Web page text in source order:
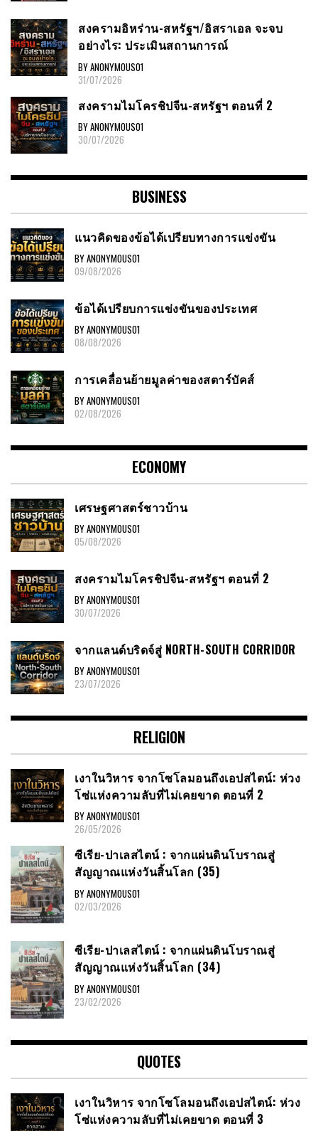
สงครามอิหร่าน-สหรัฐฯ/อิสราเอล จะจบ
อย่างไร: ประเมินสถานการณ์
BY ANONYMOUS01
31/07/2026
สงครามไมโครชิปจีน-สหรัฐฯ ตอนที่ 2
BY ANONYMOUS01
30/07/2026
BUSINESS
แนวคิดของข้อได้เปรียบทางการแข่งขัน
BY ANONYMOUS01
09/08/2026
ข้อได้เปรียบการแข่งขันของประเทศ
BY ANONYMOUS01
08/08/2026
การเคลื่อนย้ายมูลค่าของสตาร์บัคส์
BY ANONYMOUS01
02/08/2026
ECONOMY
เศรษฐศาสตร์ชาวบ้าน
BY ANONYMOUS01
05/08/2026
สงครามไมโครชิปจีน-สหรัฐฯ ตอนที่ 2
BY ANONYMOUS01
30/07/2026
จากแลนด์บริดจ์สู่ NORTH-SOUTH CORRIDOR
BY ANONYMOUS01
23/07/2026
RELIGION
เงาในวิหาร จากโซโลมอนถึงเอปสไตน์: ห่วง
โซ่แห่งความลับที่ไม่เคยขาด ตอนที่ 2
BY ANONYMOUS01
26/05/2026
ซีเรีย​-ปาเลสไตน์​ : จากแผ่นดินโบราณสู่
สัญญาณ​แห่งวันสิ้นโลก​ (35)
BY ANONYMOUS01
02/03/2026
ซีเรีย​-ปาเลสไตน์​ : จากแผ่นดินโบราณสู่
สัญญาณ​แห่งวันสิ้นโลก​ (34)
BY ANONYMOUS01
23/02/2026
QUOTES
เงาในวิหาร จากโซโลมอนถึงเอปสไตน์: ห่วง
โซ่แห่งความลับที่ไม่เคยขาด ตอนที่ 3